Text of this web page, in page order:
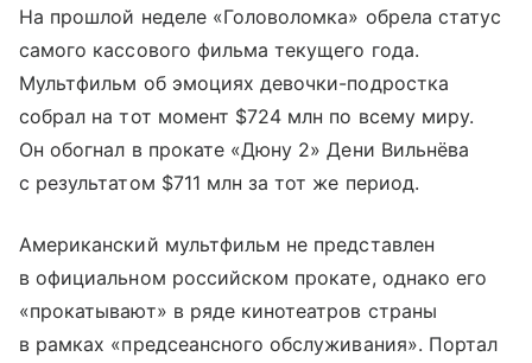
На прошлой неделе «Головоломка» обрела статус
самого кассового фильма текущего года.
Мультфильм об эмоциях девочки-подростка
собрал на тот момент $724 млн по всему миру.
Он обогнал в прокате «Дюну 2» Дени Вильнёва
с результатом $711 млн за тот же период.
Американский мультфильм не представлен
в официальном российском прокате, однако его
«прокатывают» в ряде кинотеатров страны
в рамках «предсеансного обслуживания». Портал